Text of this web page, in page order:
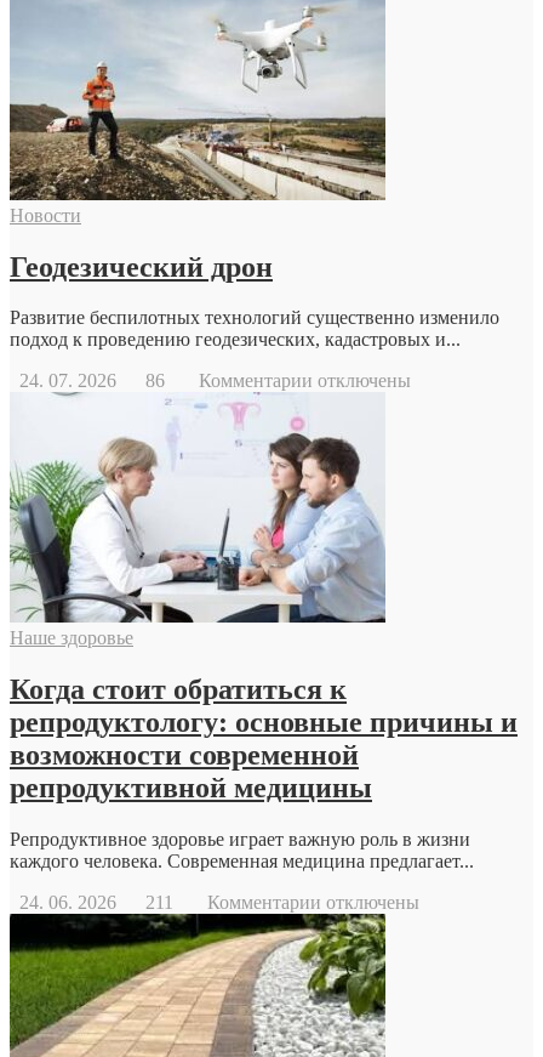
Новости
Геодезический дрон
Развитие беспилотных технологий существенно изменило
подход к проведению геодезических, кадастровых и...
24. 07. 2026
86 Комментарии к
дрон
отключены
Наше здоровье
Когда стоит обратиться к
репродуктологу: основные причины и
возможности современной
репродуктивной медицины
Репродуктивное здоровье играет важную роль в жизни
каждого человека. Современная медицина предлагает...
24. 06. 2026
211 Комментарии к
записи
Когда
стоит
обратиться
к
репродуктологу:
отключены